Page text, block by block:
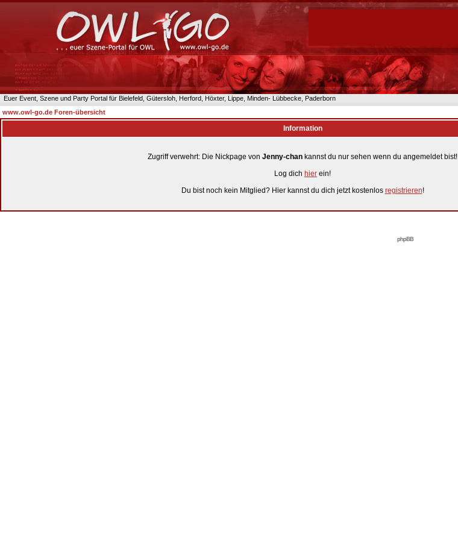
Euer Event, Szene und Party Portal für Bielefeld, Gütersloh, Herford, Höxter, Lippe, Minden- Lübbecke, Paderborn
www.owl-go.de Foren-übersicht
Information
Zugriff verwehrt: Die Nickpage von Jenny-chan kannst du nur sehen wenn du angemeldet bist!
Log dich hier ein!
Du bist noch kein Mitglied? Hier kannst du dich jetzt kostenlos registrieren!
phpBB